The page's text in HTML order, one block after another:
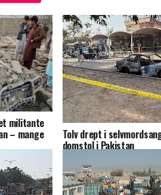
militante
– mange Tolv drept i
domstol i Pakistan